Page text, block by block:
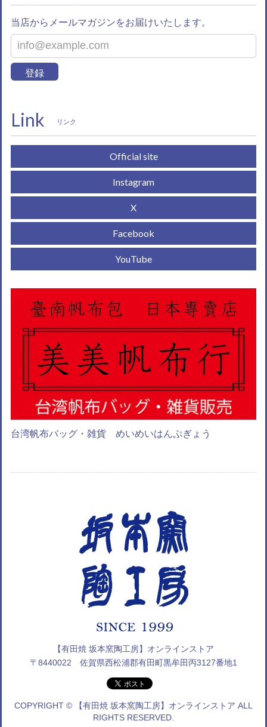
当店からメールマガジンをお届けいたします。
登録
Link リンク
Official site
Instagram
X
Facebook
YouTube
台湾帆布バッグ・雑貨 めいめいはんぷぎょう
【有田焼 坂本窯陶工房】オンラインストア
〒8440022 佐賀県西松浦郡有田町黒牟田丙3127番地1
COPYRIGHT © 【有田焼 坂本窯陶工房】オンラインストア ALL
RIGHTS RESERVED.